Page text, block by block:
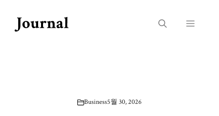
content
Menu
Business5월 30, 2026